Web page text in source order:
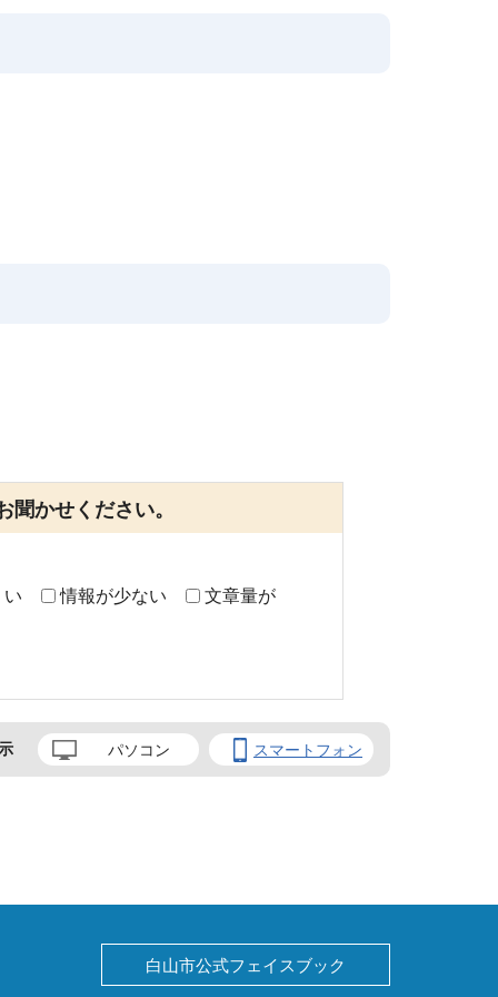
かせください。
い 情報が少ない
文章量が
パソコン スマートフォン
白山市公式フェイスブック